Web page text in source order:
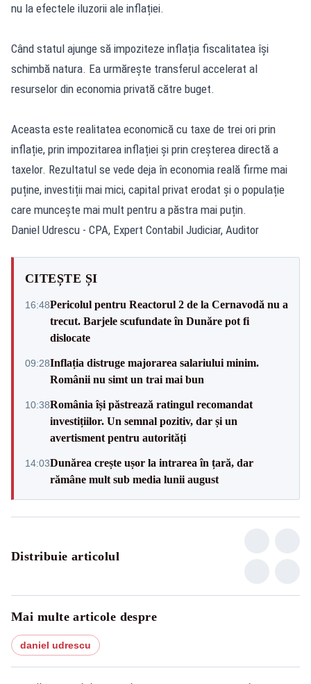
nu la efectele iluzorii ale inflației.
Când statul ajunge să impoziteze inflația fiscalitatea își
schimbă natura. Ea urmărește transferul accelerat al
resurselor din economia privată către buget.
Aceasta este realitatea economică cu taxe de trei ori prin
inflație, prin impozitarea inflației și prin creșterea directă a
taxelor. Rezultatul se vede deja în economia reală firme mai
puține, investiții mai mici, capital privat erodat și o populație
care muncește mai mult pentru a păstra mai puțin.
Daniel Udrescu - CPA, Expert Contabil Judiciar, Auditor
CITEȘTE ȘI
16:48Pericolul pentru Reactorul 2 de la Cernavodă nu a
trecut. Barjele scufundate în Dunăre pot fi
dislocate
09:28Inflația distruge majorarea salariului minim.
Românii nu simt un trai mai bun
10:38România își păstrează ratingul recomandat
investițiilor. Un semnal pozitiv, dar și un
avertisment pentru autorități
14:03Dunărea crește ușor la intrarea în țară, dar
rămâne mult sub media lunii august
Distribuie articolul
Mai multe articole despre
daniel udrescu